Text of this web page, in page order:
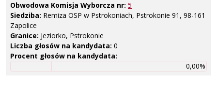
Obwodowa Komisja Wyborcza nr: 5
Siedziba: Remiza OSP w Pstrokoniach, Pstrokonie 91, 98-161
Zapolice
Granice: Jeziorko, Pstrokonie
Liczba głosów na kandydata: 0
Procent głosów na kandydata:
0,00%